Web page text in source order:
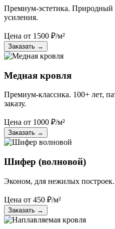
Премиум-эстетика. Природный
усиления.
Цена от 1500 ₽/м²
Заказать →
Медная кровля
Премиум-классика. 100+ лет,
заказу.
Цена от 1000 ₽/м²
Заказать →
Шифер (волновой)
Эконом, для нежилых
Цена от 450 ₽/м²
Заказать →